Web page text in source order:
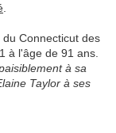
Connecticut des
à l'âge de 91 ans.
à sa
Taylor à ses